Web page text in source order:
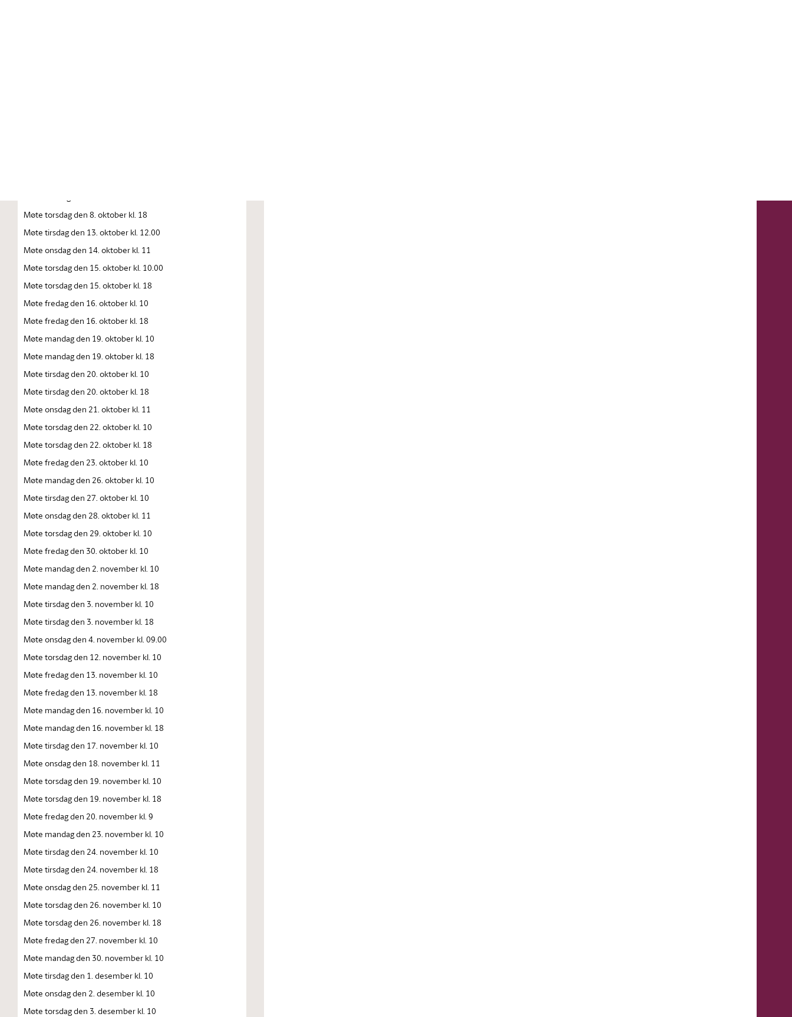
Møte torsdag den 8. oktober kl. 18
Møte tirsdag den 13. oktober kl. 12.00
Møte onsdag den 14. oktober kl. 11
Møte torsdag den 15. oktober kl. 10.00
Møte torsdag den 15. oktober kl. 18
Møte fredag den 16. oktober kl. 10
Møte fredag den 16. oktober kl. 18
Møte mandag den 19. oktober kl. 10
Møte mandag den 19. oktober kl. 18
Møte tirsdag den 20. oktober kl. 10
Møte tirsdag den 20. oktober kl. 18
Møte onsdag den 21. oktober kl. 11
Møte torsdag den 22. oktober kl. 10
Møte torsdag den 22. oktober kl. 18
Møte fredag den 23. oktober kl. 10
Møte mandag den 26. oktober kl. 10
Møte tirsdag den 27. oktober kl. 10
Møte onsdag den 28. oktober kl. 11
Møte torsdag den 29. oktober kl. 10
Møte fredag den 30. oktober kl. 10
Møte mandag den 2. november kl. 10
Møte mandag den 2. november kl. 18
Møte tirsdag den 3. november kl. 10
Møte tirsdag den 3. november kl. 18
Møte onsdag den 4. november kl. 09.00
Møte torsdag den 12. november kl. 10
Møte fredag den 13. november kl. 10
Møte fredag den 13. november kl. 18
Møte mandag den 16. november kl. 10
Møte mandag den 16. november kl. 18
Møte tirsdag den 17. november kl. 10
Møte onsdag den 18. november kl. 11
Møte torsdag den 19. november kl. 10
Møte torsdag den 19. november kl. 18
Møte fredag den 20. november kl. 9
Møte mandag den 23. november kl. 10
Møte tirsdag den 24. november kl. 10
Møte tirsdag den 24. november kl. 18
Møte onsdag den 25. november kl. 11
Møte torsdag den 26. november kl. 10
Møte torsdag den 26. november kl. 18
Møte fredag den 27. november kl. 10
Møte mandag den 30. november kl. 10
Møte tirsdag den 1. desember kl. 10
Møte onsdag den 2. desember kl. 10
Møte torsdag den 3. desember kl. 10